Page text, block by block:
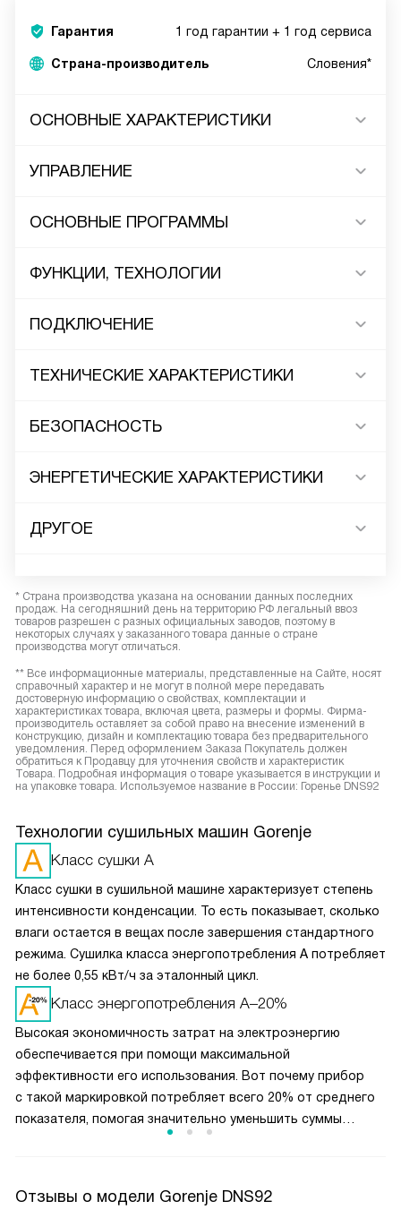
Гарантия 1 год гарантии + 1 год сервиса
Страна-производитель Словения*
ОСНОВНЫЕ ХАРАКТЕРИСТИКИ
УПРАВЛЕНИЕ
ОСНОВНЫЕ ПРОГРАММЫ
ФУНКЦИИ, ТЕХНОЛОГИИ
ПОДКЛЮЧЕНИЕ
ТЕХНИЧЕСКИЕ ХАРАКТЕРИСТИКИ
БЕЗОПАСНОСТЬ
ЭНЕРГЕТИЧЕСКИЕ ХАРАКТЕРИСТИКИ
ДРУГОЕ
* Страна производства указана на основании данных последних
продаж. На сегодняшний день на территорию РФ легальный ввоз
товаров разрешен с разных официальных заводов, поэтому в
некоторых случаях у заказанного товара данные о стране
производства могут отличаться.
** Все информационные материалы, представленные на Сайте, носят
справочный характер и не могут в полной мере передавать
достоверную информацию о свойствах, комплектации и
характеристиках товара, включая цвета, размеры и формы. Фирма-
производитель оставляет за собой право на внесение изменений в
конструкцию, дизайн и комплектацию товара без предварительного
уведомления. Перед оформлением Заказа Покупатель должен
обратиться к Продавцу для уточнения свойств и характеристик
Товара. Подробная информация о товаре указывается в инструкции и
на упаковке товара. Используемое название в России: Горенье DNS92
Технологии сушильных машин Gorenje
Класс сушки А
Класс сушки в сушильной машине характеризует степень
интенсивности конденсации. То есть показывает, сколько
влаги остается в вещах после завершения стандартного
режима. Сушилка класса энергопотребления А потребляет
не более 0,55 кВт/ч за эталонный цикл.
Класс энергопотребления A–20%
Высокая экономичность затрат на электроэнергию
обеспечивается при помощи максимальной
эффективности его использования. Вот почему прибор
с такой маркировкой потребляет всего 20% от среднего
показателя, помогая значительно уменьшить суммы
Отзывы о модели Gorenje DNS92